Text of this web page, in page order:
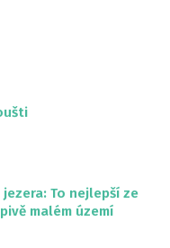
To nejlepší ze
malém území